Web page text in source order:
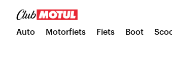
Auto Motorfiets Fiets Boot